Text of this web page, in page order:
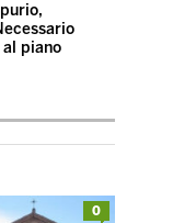
piano
0